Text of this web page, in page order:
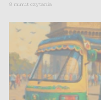
8 minut czytania